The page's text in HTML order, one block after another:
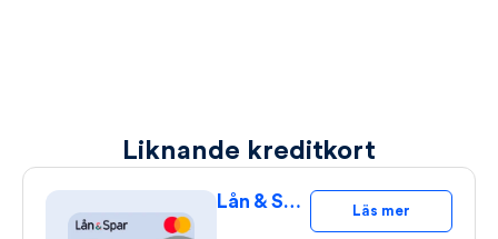
Liknande kreditkort
Lån & Spar Bank Mastercard Läs mer